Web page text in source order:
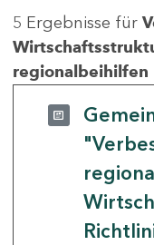
5 Ergebnisse für
regionalbeihilfen